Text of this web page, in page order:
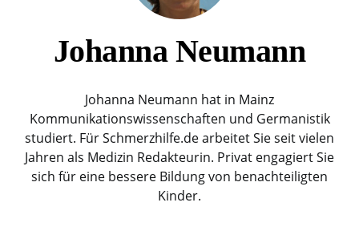
Johanna Neumann
Johanna Neumann hat in Mainz
Kommunikationswissenschaften und Germanistik
studiert. Für Schmerzhilfe.de arbeitet Sie seit vielen
Jahren als Medizin Redakteurin. Privat engagiert Sie
sich für eine bessere Bildung von benachteiligten
Kinder.